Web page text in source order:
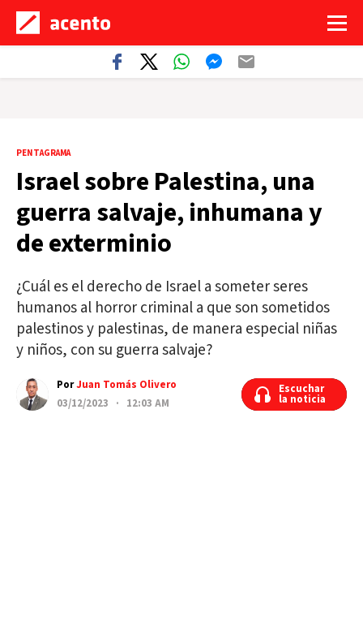
PENTAGRAMA
Israel sobre Palestina, una
guerra salvaje, inhumana y
de exterminio
¿Cuál es el derecho de Israel a someter seres
humanos al horror criminal a que son sometidos
palestinos y palestinas, de manera especial niñas
y niños, con su guerra salvaje?
PorJuan Tomás Olivero
03/12/2023 · 12:03 AM
Escuchar
la noticia
Escuchar
la noticia